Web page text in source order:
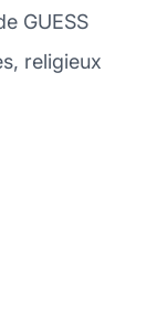
GUESS
religieux